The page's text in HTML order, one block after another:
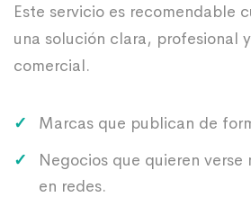
Este servicio es recomendable
una solución clara, profesional
comercial.
Marcas que publican de
Negocios que quieren verse
en redes.